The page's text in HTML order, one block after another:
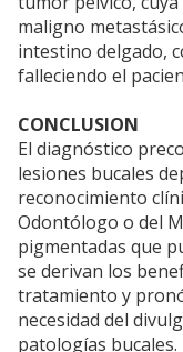
maligno
intestino delgado,
falleciendo el
CONCLUSION
El diagnóstico
lesiones bucales
reconocimiento
Odontólogo o del
pigmentadas que
se derivan los
tratamiento y
necesidad del
patologías bucales.